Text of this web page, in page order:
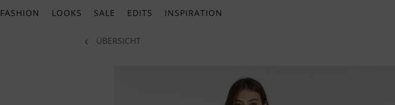
FASHION LOOKS SALE EDITS INSPIRATION
ÜBERSICHT